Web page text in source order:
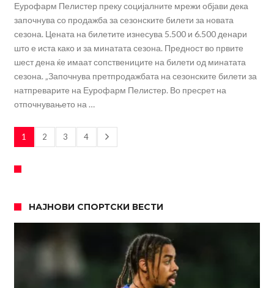
Еурофарм Пелистер преку социјалните мрежи објави дека
започнува со продажба за сезонските билети за новата
сезона. Цената на билетите изнесува 5.500 и 6.500 денари
што е иста како и за минатата сезона. Предност во првите
шест дена ќе имаат сопствениците на билети од минатата
сезона. „Започнува претпродажбата на сезонските билети за
натпреварите на Еурофарм Пелистер. Во пресрет на
отпочнувањето на …
1 2 3 4
НАЈНОВИ СПОРТСКИ ВЕСТИ